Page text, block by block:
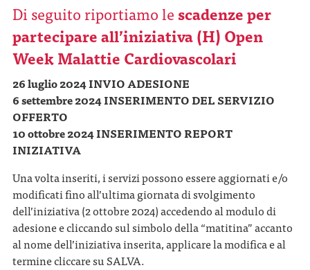
Di seguito riportiamo le scadenze per
partecipare all’iniziativa (H) Open
Week Malattie Cardiovascolari
26 luglio 2024 INVIO ADESIONE
6 settembre 2024 INSERIMENTO DEL SERVIZIO
OFFERTO
10 ottobre 2024 INSERIMENTO REPORT
INIZIATIVA
Una volta inseriti, i servizi possono essere aggiornati e/o
modificati fino all’ultima giornata di svolgimento
dell’iniziativa (2 ottobre 2024) accedendo al modulo di
adesione e cliccando sul simbolo della “matitina” accanto
al nome dell’iniziativa inserita, applicare la modifica e al
termine cliccare su SALVA.